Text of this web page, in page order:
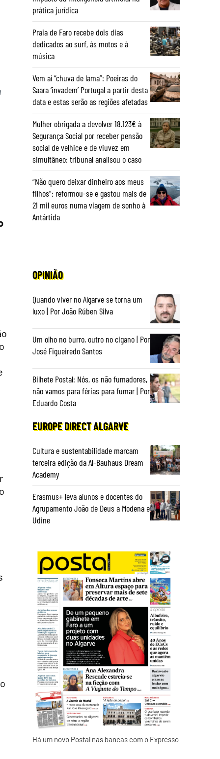
prática jurídica
Praia de Faro recebe dois dias
dedicados ao surf, às motos e à
música
Vem aí “chuva de lama”: Poeiras do
Saara ‘invadem’ Portugal a partir desta
data e estas serão as regiões afetadas
Mulher obrigada a devolver 18.123€ à
Segurança Social por receber pensão
social de velhice e de viuvez em
simultâneo: tribunal analisou o caso
“Não quero deixar dinheiro aos meus
filhos”: reformou-se e gastou mais de
21 mil euros numa viagem de sonho à
Antártida
OPINIÃO
Quando viver no Algarve se torna um
luxo | Por João Rúben Silva
Um olho no burro, outro no cigano | Por
José Figueiredo Santos
Bilhete Postal: Nós, os não fumadores,
não vamos para férias para fumar | Por
Eduardo Costa
EUROPE DIRECT ALGARVE
Cultura e sustentabilidade marcam
terceira edição da Al-Bauhaus Dream
Academy
Erasmus+ leva alunos e docentes do
Agrupamento João de Deus a Modena e
Udine
Há um novo Postal nas bancas com o Expresso